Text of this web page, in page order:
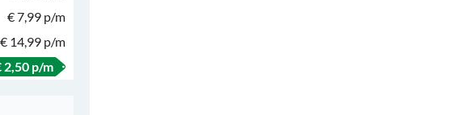
€ 7,99 p/m
€ 14,99 p/m
2,50 p/m